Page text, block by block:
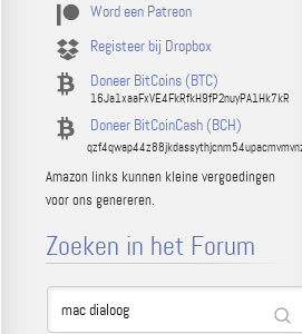
Word een Patreon
Registeer bij Dropbox
Doneer BitCoins (BTC)
16Ja1xaaFxVE4FkRfkH9fP2nuyPA1Hk7kR
Doneer BitCoinCash (BCH)
Amazon links kunnen kleine vergoedingen
voor ons genereren.
Zoeken in het Forum